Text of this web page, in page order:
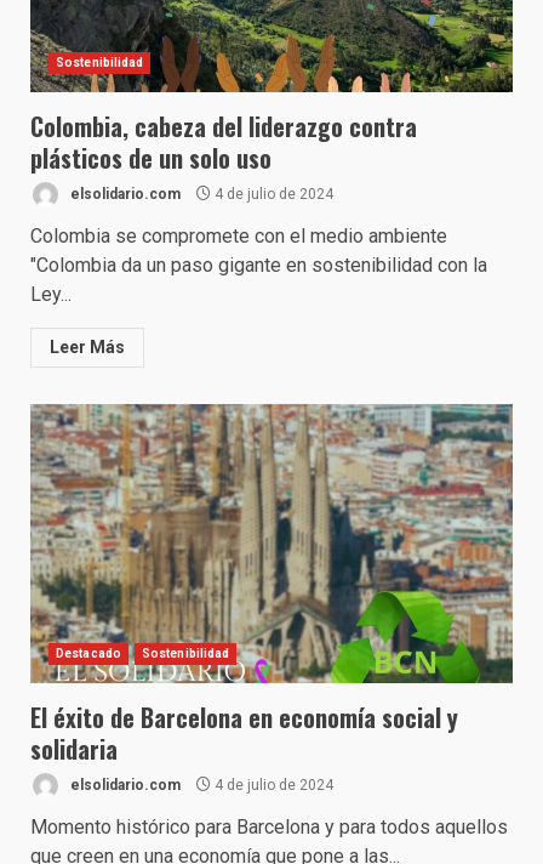
Sostenibilidad
Colombia, cabeza del liderazgo contra
plásticos de un solo uso
elsolidario.com 4 de julio de 2024
Colombia se compromete con el medio ambiente
"Colombia da un paso gigante en sostenibilidad con la
Ley...
Leer Más
Destacado Sostenibilidad
El éxito de Barcelona en economía social y
solidaria
elsolidario.com 4 de julio de 2024
Momento histórico para Barcelona y para todos aquellos
que creen en una economía que pone a las...